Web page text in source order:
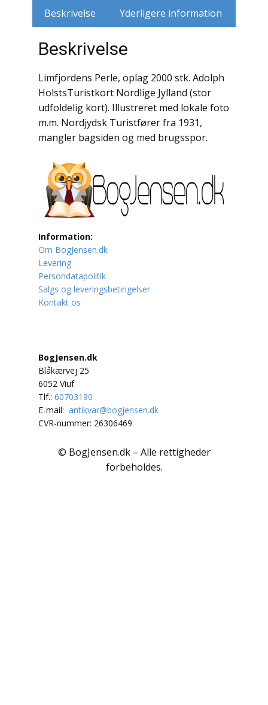
Kirkehistorie / Religion
Kunst
Landbrug / Skovbrug
Litteraturhistorie
Lokalhistorie / Topografi
Lufttrafik / Fly
Lystfiskeri
Mad
Musik
Mytologi / Sagn / Sagaer
Oldtidskundskab
Ordbøger
Øvrige
Beskrivelse Yderligere information
Beskrivelse
Limfjordens Perle, oplag 2000 stk. Adolph
HolstsTuristkort Nordlige Jylland (stor
udfoldelig kort). Illustreret med lokale foto
m.m. Nordjydsk Turistfører fra 1931,
mangler bagsiden og med brugsspor.
Information:
Om BogJensen.dk
Levering
Persondatapolitik
Salgs og leveringsbetingelser
Kontakt os
BogJensen.dk
Blåkærvej 25
6052 Viuf
Tlf.: 60703190
E-mail: antikvar@bogjensen.dk
CVR-nummer: 26306469
© BogJensen.dk – Alle rettigheder
forbeholdes.